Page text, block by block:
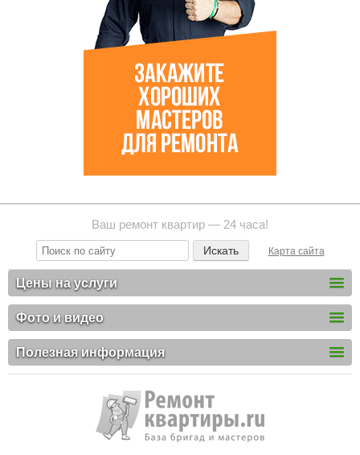
Ваш ремонт квартир — 24 часа!
Карта сайта
Цены на услуги
Фото и видео
Полезная информация